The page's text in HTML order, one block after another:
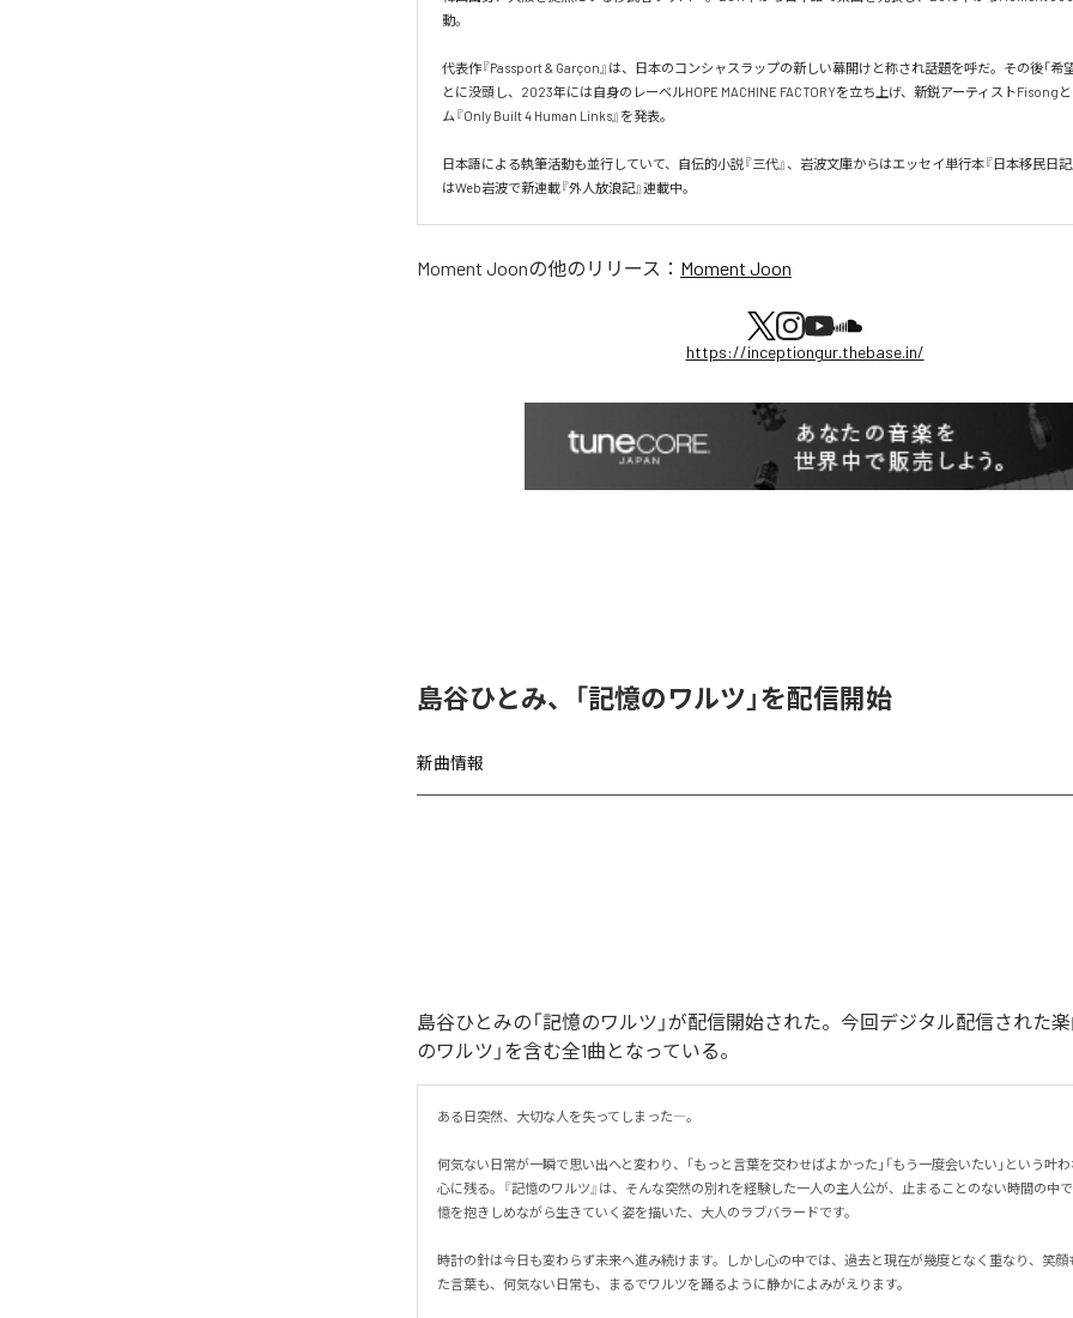
動。
代表作『Passport & Garçon』は、日本のコンシャスラップの新しい幕開けと称され話題を呼だ。その後「希
とに没頭し、2023年には自身のレーベルHOPE MACHINE FACTORYを立ち上げ、新鋭アーティストFisong
ム『Only Built 4 Human Links』を発表。
日本語による執筆活動も並行していて、自伝的小説『三代』、岩波文庫からはエッセイ単行本『日本移民日
はWeb岩波で新連載『外人放浪記』連載中。
Moment Joonの他のリリース： Moment Joon
https://inceptiongur.thebase.in/
島谷ひとみ、「記憶のワルツ」を配信開始
新曲情報
島谷ひとみの「記憶のワルツ」が配信開始された。今回デジタル配信された楽
のワルツ」を含む全1曲となっている。
ある日突然、大切な人を失ってしまった―。
何気ない日常が一瞬で思い出へと変わり、「もっと言葉を交わせばよかった」「もう一度会いたい」という叶
心に残る。『記憶のワルツ』は、そんな突然の別れを経験した一人の主人公が、止まることのない時間の中
憶を抱きしめながら生きていく姿を描いた、大人のラブバラードです。
時計の針は今日も変わらず未来へ進み続けます。しかし心の中では、過去と現在が幾度となく重なり、笑顔
た言葉も、何気ない日常も、まるでワルツを踊るように静かによみがえります。